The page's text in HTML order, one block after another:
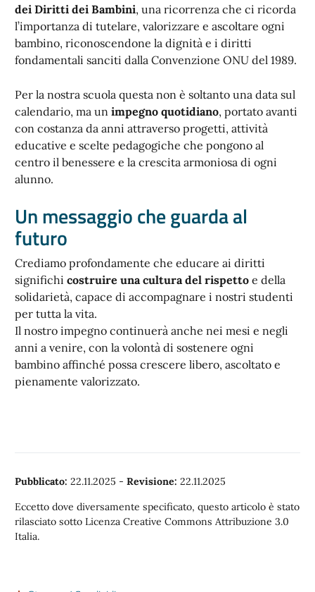
dei Diritti dei Bambini, una ricorrenza che ci ricorda
l’importanza di tutelare, valorizzare e ascoltare ogni
bambino, riconoscendone la dignità e i diritti
fondamentali sanciti dalla Convenzione ONU del 1989.
Per la nostra scuola questa non è soltanto una data sul
calendario, ma un impegno quotidiano, portato avanti
con costanza da anni attraverso progetti, attività
educative e scelte pedagogiche che pongono al
centro il benessere e la crescita armoniosa di ogni
alunno.
Un messaggio che guarda al
futuro
Crediamo profondamente che educare ai diritti
significhi costruire una cultura del rispetto e della
solidarietà, capace di accompagnare i nostri studenti
per tutta la vita.
Il nostro impegno continuerà anche nei mesi e negli
anni a venire, con la volontà di sostenere ogni
bambino affinché possa crescere libero, ascoltato e
pienamente valorizzato.
Pubblicato: 22.11.2025 - Revisione: 22.11.2025
Eccetto dove diversamente specificato, questo articolo è stato
rilasciato sotto Licenza Creative Commons Attribuzione 3.0
Italia.